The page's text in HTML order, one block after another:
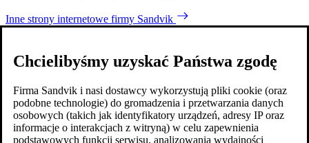
Inne strony internetowe firmy Sandvik
Chcielibyśmy uzyskać Państwa zgodę
Firma Sandvik i nasi dostawcy wykorzystują pliki cookie (oraz
podobne technologie) do gromadzenia i przetwarzania danych
osobowych (takich jak identyfikatory urządzeń, adresy IP oraz
informacje o interakcjach z witryną) w celu zapewnienia
podstawowych funkcji serwisu, analizowania wydajności